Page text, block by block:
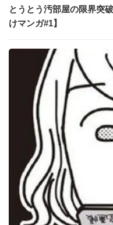
とうとう汚部屋の限界突
けマンガ#1】